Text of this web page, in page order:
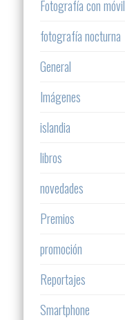
Fotografía con móvil
fotografía nocturna
General
Imágenes
islandia
libros
novedades
Premios
promoción
Reportajes
Smartphone